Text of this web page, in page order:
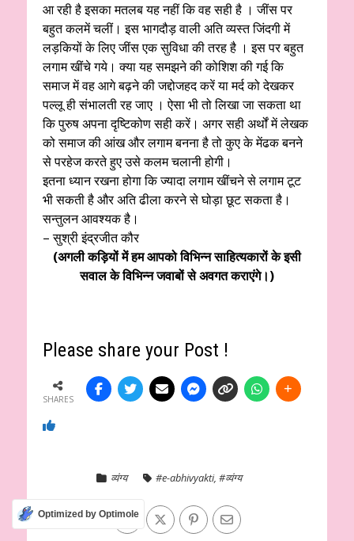
आ रही है इसका मतलब यह नहीं कि वह सही है । जींस पर
बहुत कलमें चलीं। इस भागदौड़ वाली अति व्यस्त जिंदगी में
लड़कियों के लिए जींस एक सुविधा की तरह है । इस पर बहुत
लगाम खींचे गये। क्या यह समझने की कोशिश की गई कि
समाज में वह आगे बढ़ने की जद्दोजहद करें या मर्द को देखकर
पल्लू ही संभालती रह जाए । ऐसा भी तो लिखा जा सकता था
कि पुरुष अपना दृष्टिकोण सही करें। अगर सही अर्थों में लेखक
को समाज की आंख और लगाम बनना है तो कुए के मेंढक बनने
से परहेज करते हुए उसे कलम चलानी होगी।
इतना ध्यान रखना होगा कि ज्यादा लगाम खींचने से लगाम टूट
भी सकती है और अति ढीला करने से घोड़ा छूट सकता है।
सन्तुलन आवश्यक है।
– सुश्री इंद्रजीत कौर
(अगली कड़ियों में हम आपको विभिन्न साहित्यकारों के इसी
सवाल के विभिन्न जवाबों से अवगत कराएंगे।)
Please share your Post !
SHARES
व्यंग्य #e-abhivyakti, #व्यंग्य
Optimized by Optimole